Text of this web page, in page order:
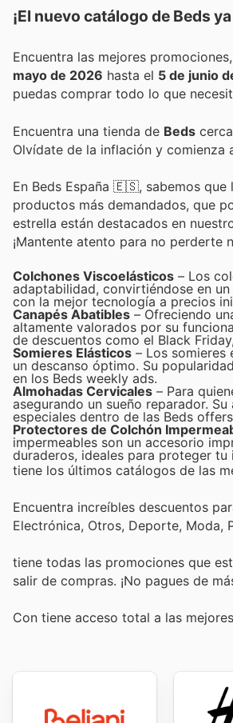
¡El nuevo catálogo de Beds
mayo de 2026 hasta el 5 de junio
puedas comprar todo lo que
Encuentra una tienda de Beds
Olvídate de la inflación y comienza
En Beds España 🇪🇸, sabemos que
productos más demandados, que
estrella están destacados en
¡Mantente atento para no perderte
Colchones Viscoelásticos – Los
adaptabilidad, convirtiéndose en
con la mejor tecnología a precios
Canapés Abatibles – Ofreciendo
altamente valorados por su
de descuentos como el Black
Somieres Elásticos – Los
un descanso óptimo. Su
en los Beds weekly ads.
Almohadas Cervicales – Para
asegurando un sueño reparador.
especiales dentro de las Beds
Protectores de Colchón
impermeables son un accesorio
duraderos, ideales para proteger tu
tiene los últimos catálogos de las
Encuentra increíbles descuentos
Electrónica, Otros, Deporte, Moda,
tiene todas las promociones que
salir de compras. ¡No pagues de
Con tiene acceso total a las